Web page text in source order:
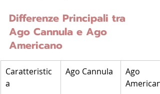
Differenze Principali tra
Ago Cannula e Ago
Americano
Caratteristic
a
Ago Cannula
Ago